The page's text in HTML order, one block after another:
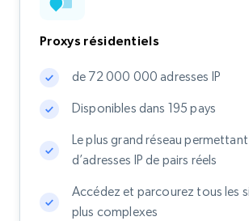
Proxys résidentiels
de 72 000 000 adresses IP
Disponibles dans 195 pays
Le plus grand réseau
d’adresses IP de pairs réels
Accédez et parcourez tous les
plus complexes